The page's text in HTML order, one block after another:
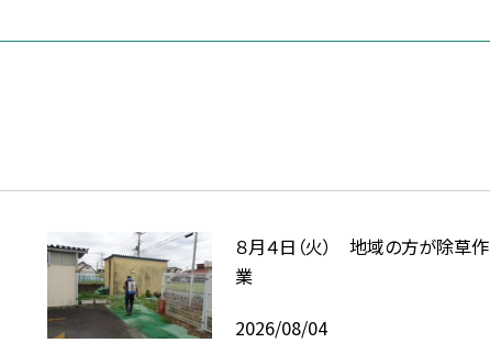
８月４日（火） 地域の方が除草作
業
2026/08/04